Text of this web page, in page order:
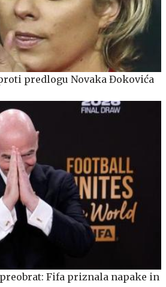
predlogu Novaka Đokovića
Fifa priznala napake in